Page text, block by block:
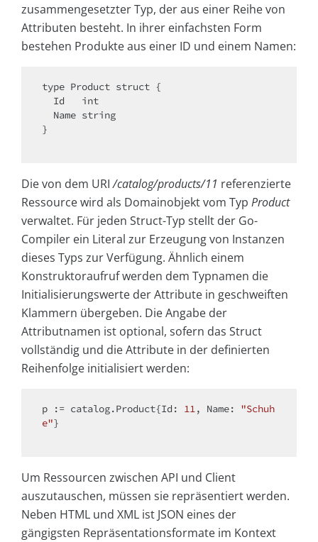
zusammengesetzter Typ, der aus einer Reihe von
Attributen besteht. In ihrer einfachsten Form
bestehen Produkte aus einer ID und einem Namen:
type Product struct {
  Id
int
}
Die von dem URI/catalog/products/11 referenzierte
Ressource wird als Domainobjekt vom Typ Product
verwaltet. Für jeden Struct-Typ stellt der Go-
Compiler ein Literal zur Erzeugung von Instanzen
dieses Typs zur Verfügung. Ähnlich einem
Konstruktoraufruf werden dem Typnamen die
Initialisierungswerte der Attribute in geschweiften
Klammern übergeben. Die Angabe der
Attributnamen ist optional, sofern das Struct
vollständig und die Attribute in der definierten
Reihenfolge initialisiert werden:
p := catalog.Product{Id: 11, Name: "Schuh
e"}
Um Ressourcen zwischen API und Client
auszutauschen, müssen sie repräsentiert werden.
Neben HTML und XML ist JSON eines der
gängigsten Repräsentationsformate im Kontext